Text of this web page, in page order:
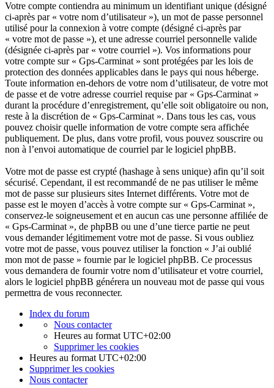
Votre compte contiendra au minimum un identifiant unique (désigné
ci-après par « votre nom d’utilisateur »), un mot de passe personnel
utilisé pour la connexion à votre compte (désigné ci-après par
« votre mot de passe »), et une adresse courriel personnelle valide
(désignée ci-après par « votre courriel »). Vos informations pour
votre compte sur « Gps-Carminat » sont protégées par les lois de
protection des données applicables dans le pays qui nous héberge.
Toute information en-dehors de votre nom d’utilisateur, de votre mot
de passe et de votre adresse courriel requise par « Gps-Carminat »
durant la procédure d’enregistrement, qu’elle soit obligatoire ou non,
reste à la discrétion de « Gps-Carminat ». Dans tous les cas, vous
pouvez choisir quelle information de votre compte sera affichée
publiquement. De plus, dans votre profil, vous pouvez souscrire ou
non à l’envoi automatique de courriel par le logiciel phpBB.
Votre mot de passe est crypté (hashage à sens unique) afin qu’il soit
sécurisé. Cependant, il est recommandé de ne pas utiliser le même
mot de passe sur plusieurs sites Internet différents. Votre mot de
passe est le moyen d’accès à votre compte sur « Gps-Carminat »,
conservez-le soigneusement et en aucun cas une personne affiliée de
« Gps-Carminat », de phpBB ou une d’une tierce partie ne peut
vous demander légitimement votre mot de passe. Si vous oubliez
votre mot de passe, vous pouvez utiliser la fonction « J’ai oublié
mon mot de passe » fournie par le logiciel phpBB. Ce processus
vous demandera de fournir votre nom d’utilisateur et votre courriel,
alors le logiciel phpBB générera un nouveau mot de passe qui vous
permettra de vous reconnecter.
Index du forum
Nous contacter
Heures au format UTC+02:00
Supprimer les cookies
Heures au format UTC+02:00
Supprimer les cookies
Nous contacter